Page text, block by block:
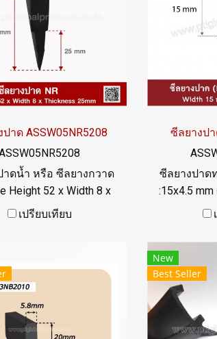
าด ASSW05NR5208
าดน้ำ หรือ ซีลยางกวาด
Height 52 x Width 8 x
25mm เป็นซีลยางที่
ยม ช่วงอุณหภูมิการใช้
+100°C Tel : 0-2257-
MB : 098-253-9956 /
OA : @PTIGLOBAL
เปรียบเทียบ
ซีลยางปา
ซีลยางปาด
:15x4.5
ทนน้ำมัน
New
Best Seller